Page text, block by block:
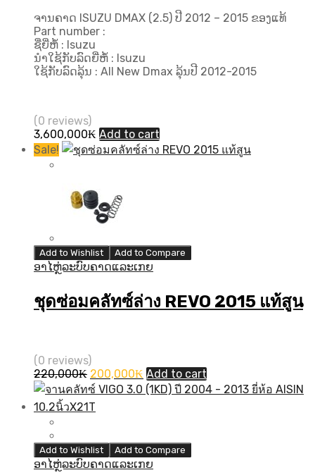
ຈານຄາດ ISUZU DMAX (2.5) ປີ 2012 – 2015 ຂອງແທ້
Part number :
ຊື່ຍີ່ຫໍ້ : Isuzu
ນຳໃຊ້ກັບລົດຍີ່ຫໍ້ : Isuzu
ໃຊ້ກັບລົດລຸ້ນ : All New Dmax ລຸ້ນປີ 2012-2015
(0 reviews)
3,600,000₭ Add to cart
Sale!
Add to Wishlist Add to Compare
ອາໄຫຼ່ລະບົບຄາດແລະເກຍ
ชุดซ่อมคลัทซ์ล่าง REVO 2015 แท้สูน
(0 reviews)
220,000₭ Original
price
was:
220,000₭.
200,000₭ Current
price
is:
Add to cart
Add to Wishlist Add to Compare
ອາໄຫຼ່ລະບົບຄາດແລະເກຍ